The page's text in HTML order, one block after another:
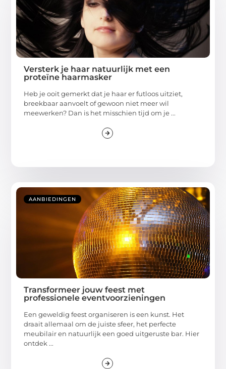
Versterk je haar natuurlijk met een
proteïne haarmasker
Heb je ooit gemerkt dat je haar er futloos uitziet,
breekbaar aanvoelt of gewoon niet meer wil
meewerken? Dan is het misschien tijd om je ...
AANBIEDINGEN
Transformeer jouw feest met
professionele eventvoorzieningen
Een geweldig feest organiseren is een kunst. Het
draait allemaal om de juiste sfeer, het perfecte
meubilair en natuurlijk een goed uitgeruste bar. Hier
ontdek ...